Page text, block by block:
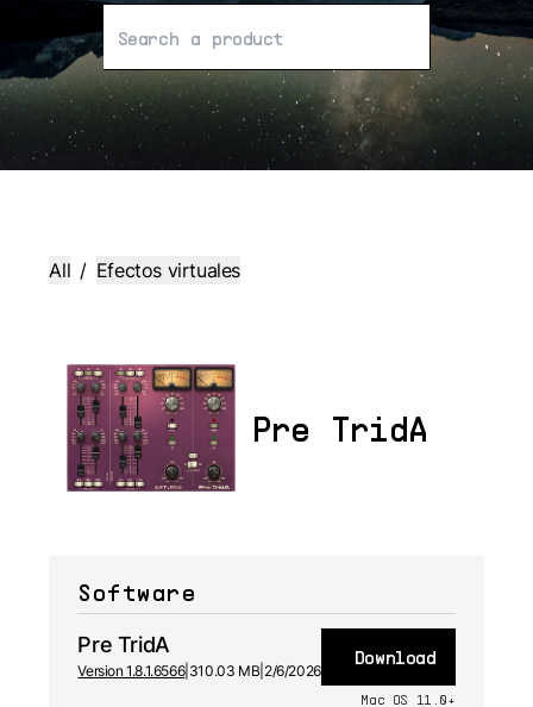
No se han encontrado resultados
All / Efectos virtuales
Pre TridA
Software
Pre TridA
Version 1.8.1.6566| 310.03 MB 2/6/2026
Download
Mac OS 11.0+